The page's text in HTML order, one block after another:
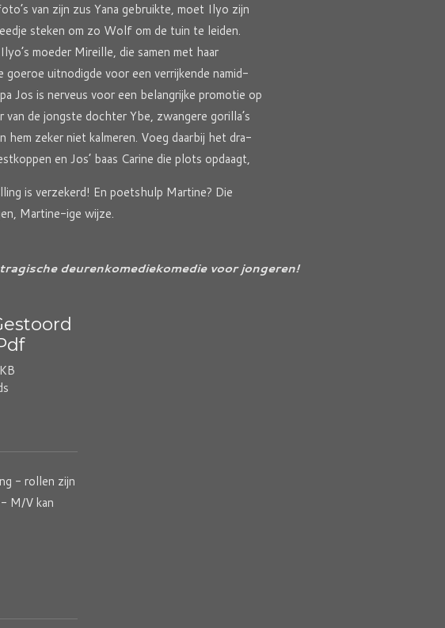
van zijn zus Yana gebruikte, moet Ilyo zijn
steken om zo Wolf om de tuin te leiden.
moeder Mireille, die samen met haar
goeroe uitnodigde voor een verrijkende namid-
Jos is nerveus voor een belangrijke promotie op
de jongste dochter Ybe, zwangere gorilla’s
hem zeker niet kalmeren. Voeg daarbij het dra-
en Jos’ baas Carine die plots opdaagt,
is verzekerd! En poetshulp Martine? Die
Martine-ige wijze.
deurenkomediekomedie voor jongeren!
- rollen zijn
M/V kan